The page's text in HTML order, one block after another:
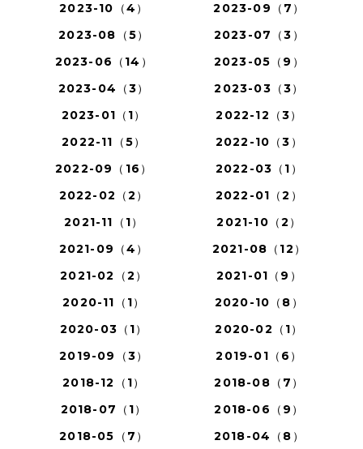
2023-10（4）
2023-09（7）
2023-08（5）
2023-07（3）
2023-06（14）
2023-05（9）
2023-04（3）
2023-03（3）
2023-01（1）
2022-12（3）
2022-11（5）
2022-10（3）
2022-09（16）
2022-03（1）
2022-02（2）
2022-01（2）
2021-11（1）
2021-10（2）
2021-09（4）
2021-08（12）
2021-02（2）
2021-01（9）
2020-11（1）
2020-10（8）
2020-03（1）
2020-02（1）
2019-09（3）
2019-01（6）
2018-12（1）
2018-08（7）
2018-07（1）
2018-06（9）
2018-05（7）
2018-04（8）